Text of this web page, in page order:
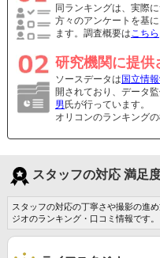
同ランキングは、実際
方々のアンケートを基
ます。調査概要はこちら
研究機関に提供
ソースデータは 国立情
開されており、データ
男 氏が行っています。
オリコンのランキング
スタッフの対応 満足
スタッフの対応の丁寧さや撮影の進
ジオのランキング・口コミ情報です。